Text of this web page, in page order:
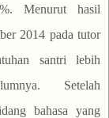
Menurut hasil
2014 pada tutor
santri lebih
Setelah
bahasa yang